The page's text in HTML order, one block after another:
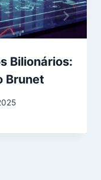
Bilionários:
Brunet